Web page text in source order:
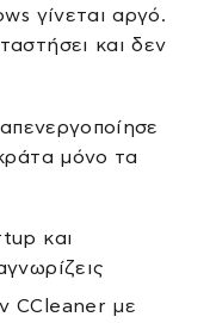
γίνεται αργό.
και δεν
μόνο τα
και
CCleaner με